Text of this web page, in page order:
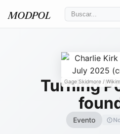
MODPOL
Gage Skidmore /
Turning
Evento